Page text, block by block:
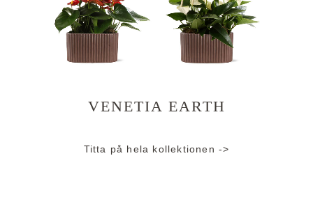
VENETIA EARTH
Titta på hela kollektionen ->